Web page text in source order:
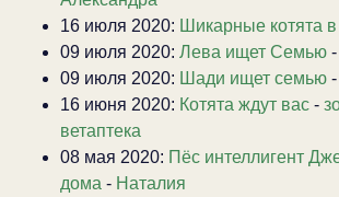
16 июля 2020: Шикарные котята
09 июля 2020: Лева ищет Семью -
09 июля 2020: Шади ищет семью -
16 июня 2020: Котята ждут вас -
ветаптека
08 мая 2020: Пёс интеллигент
дома - Наталия